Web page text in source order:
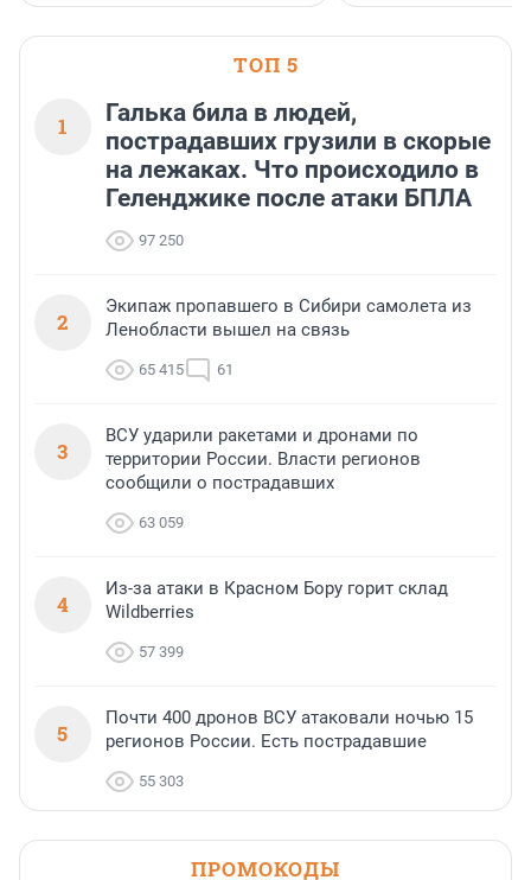
ТОП 5
1
Галька била в людей,
пострадавших грузили в скорые
на лежаках. Что происходило в
Геленджике после атаки БПЛА
97 250
2
Экипаж пропавшего в Сибири самолета из
Ленобласти вышел на связь
65 415 61
3
ВСУ ударили ракетами и дронами по
территории России. Власти регионов
сообщили о пострадавших
63 059
4
Из-за атаки в Красном Бору горит склад
Wildberries
57 399
5
Почти 400 дронов ВСУ атаковали ночью 15
регионов России. Есть пострадавшие
55 303
ПРОМОКОДЫ